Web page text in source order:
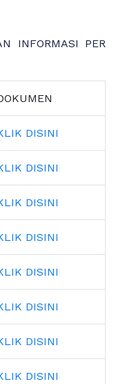
INFORMASI PER
DISINI
DISINI
DISINI
DISINI
DISINI
DISINI
DISINI
DISINI